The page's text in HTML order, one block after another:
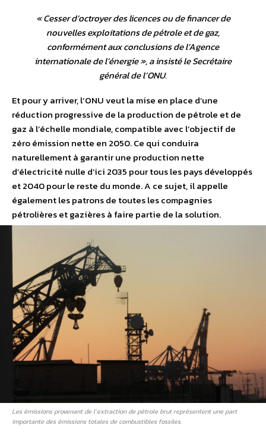
«Cesser d’octroyer des licences ou de financer de
nouvelles exploitations de pétrole et de gaz,
conformément aux conclusions de l’Agence
internationale de l’énergie», a insisté le Secrétaire
général de l’ONU.
Et pour y arriver, l’ONU veut la mise en place d’une
réduction progressive de la production de pétrole et de
gaz à l’échelle mondiale, compatible avec l’objectif de
zéro émission nette en 2050. Ce qui conduira
naturellement à garantir une production nette
d’électricité nulle d’ici 2035 pour tous les pays développés
et 2040 pour le reste du monde. A ce sujet, il appelle
également les patrons de toutes les compagnies
pétrolières et gazières à faire partie de la solution.
Les émissions provenant de l’extraction de pétrole brut représentent une part
importante des émissions totales de combustibles fossiles.